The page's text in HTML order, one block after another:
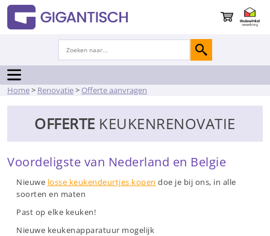
Home> Renovatie> Offerte aanvragen
OFFERTE KEUKENRENOVATIE
Voordeligste van Nederland en Belgie
Nieuwe losse keukendeurtjes kopen doe je bij ons, in alle
soorten en maten
Past op elke keuken!
Nieuwe keukenapparatuur mogelijk